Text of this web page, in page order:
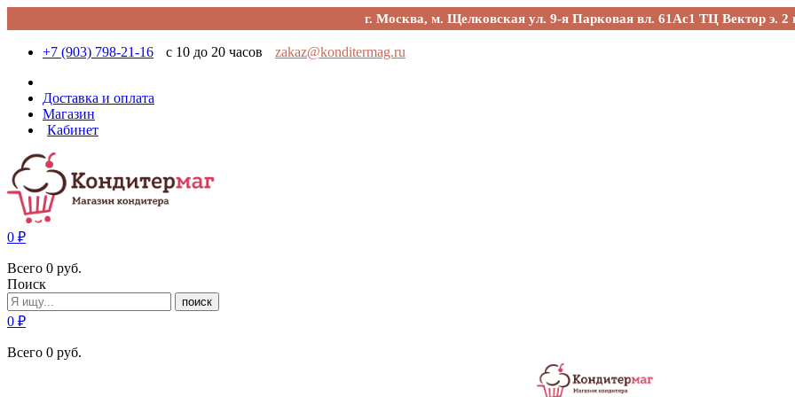
г. Москва, м. Щелковская ул. 9-я Парковая вл. 61Ас1 ТЦ Вектор э. 2
+7 (903) 798-21-16 с 10 до 20 часов zakaz@konditermag.ru
Доставка и оплата
Магазин
Кабинет
0 ₽
Всего 0 руб.
Поиск
поиск
0 ₽
Всего 0 руб.